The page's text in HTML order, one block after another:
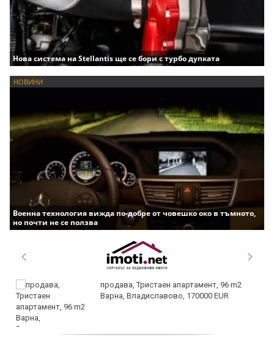
Нова система на Stellantis ще се бори с турбо дупката
НОВИНИ
Военна технология вижда по-добре от човешко око в тъмното,
но почти не се ползва
продава, Тристаен апартамент, 96 m2
Варна, Владиславово, 170000 EUR